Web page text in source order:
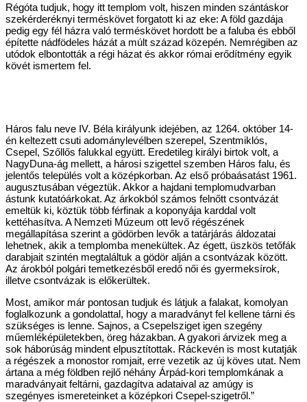
Régóta tudjuk, hogy itt templom volt, hiszen minden szántáskor
szekérderéknyi terméskövet forgatott ki az eke: A föld gazdája
pedig egy fél házra való terméskövet hordott be a faluba és ebből
építette nádfödeles házát a múlt század közepén. Nemrégiben az
utódok elbontották a régi házat és akkor római erődítmény egyik
kövét ismertem fel.
Háros falu neve IV. Béla királyunk idejében, az 1264. október 14-
én keltezett csuti adománylevélben szerepel, Szentmiklós,
Csepel, Szőllős falukkal együtt. Eredetileg királyi birtok volt, a
NagyDuna-ág mellett, a hárosi szigettel szemben Háros falu, és
jelentős település volt a középkorban. Az első próbaásatást 1961.
augusztusában végeztük. Akkor a hajdani templomudvarban
ástunk kutatóárkokat. Az árkokból számos felnőtt csontvázát
emeltük ki, köztük több férfinak a koponyája karddal volt
kettéhasítva. A Nemzeti Múzeum ott levő régészének
megállapítása szerint a gödörben levők a tatárjárás áldozatai
lehetnek, akik a templomba menekültek. Az égett, üszkös tetőfák
darabjait szintén megtaláltuk a gödör alján a csontvázak között.
Az árokból polgári temetkezésből eredő női és gyermeksírok,
illetve csontvázak is előkerültek.
Most, amikor már pontosan tudjuk és látjuk a falakat, komolyan
foglalkozunk a gondolattal, hogy a maradványt fel kellene tárni és
szükséges is lenne. Sajnos, a Csepelsziget igen szegény
műemléképületekben, öreg házakban. A gyakori árvizek meg a
sok háborúság mindent elpusztítottak. Ráckevén is most kutatják
a régészek a monostor romjait, erre vezetik az új köves utat. Nem
ártana a még földben rejlő néhány Árpád-kori templomkának a
maradványait feltárni, gazdagítva adataival az amúgy is
szegényes ismereteinket a középkori Csepel-szigetről.”